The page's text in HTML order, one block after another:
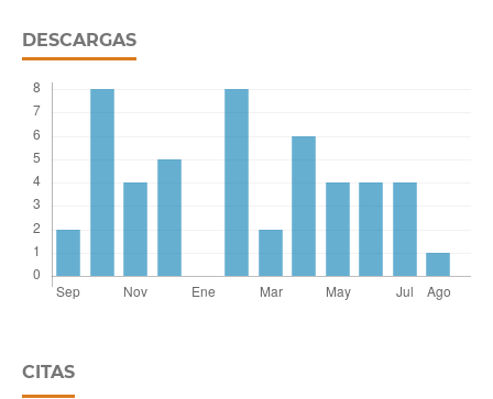
DESCARGAS
CITAS